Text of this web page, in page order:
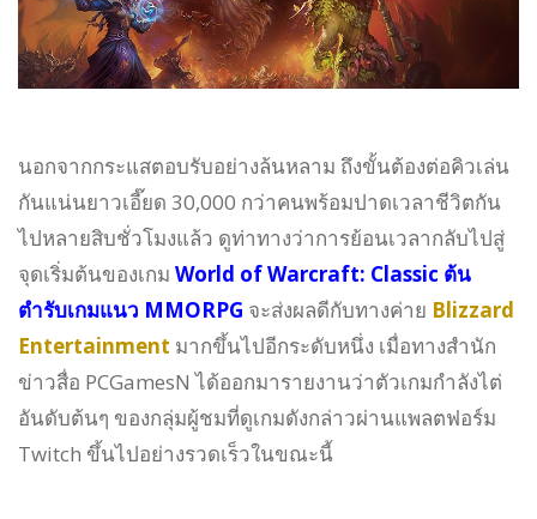
นอกจากกระแสตอบรับอย่างล้นหลาม ถึงขั้นต้องต่อคิวเล่น
กันแน่นยาวเอี๊ยด 30,000 กว่าคนพร้อมปาดเวลาชีวิตกัน
ไปหลายสิบชั่วโมงแล้ว ดูท่าทางว่าการย้อนเวลากลับไปสู่
จุดเริ่มต้นของเกม World of Warcraft: Classic ต้น
ตำรับเกมแนว MMORPG จะส่งผลดีกับทางค่าย Blizzard
Entertainment มากขึ้นไปอีกระดับหนึ่ง เมื่อทางสำนัก
ข่าวสื่อ PCGamesN ได้ออกมารายงานว่าตัวเกมกำลังไต่
อันดับต้นๆ ของกลุ่มผู้ชมที่ดูเกมดังกล่าวผ่านแพลตฟอร์ม
Twitch ขึ้นไปอย่างรวดเร็วในขณะนี้